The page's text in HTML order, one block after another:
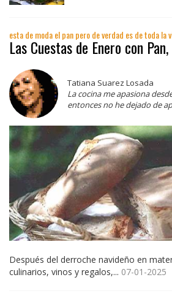
esta de moda el pan pero de verdad es de toda la
Las Cuestas de Enero con
Tatiana Suarez Losada
La cocina me apasiona
entonces no he dejado de
Después del derroche navideño en
culinarios, vinos y regalos,... 07-01-2025